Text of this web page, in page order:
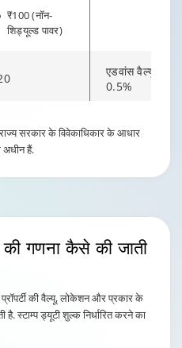
₹100 (नॉन-
शिड्यूल्ड पावर)
एडवांस वैल्यू का
0.5%
वैल्यू पर 1%
लोन वैल्यू पर
A ₹30
₹20
or navigate to another
player controls when
player controls when
player controls when
सरकार के विवेकाधिकार के आधार
अधीन हैं.
गणना कैसे की जाती
की वैल्यू, लोकेशन और प्रकार के
स्टाम्प ड्यूटी शुल्क निर्धारित करने का